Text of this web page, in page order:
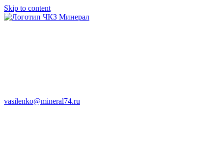
Skip to content
vasilenko@mineral74.ru